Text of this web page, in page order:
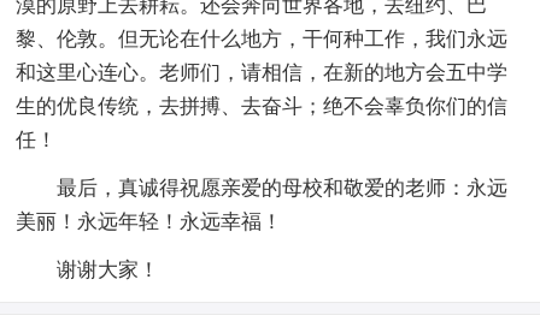
漠的原野上去耕耘。还会奔向世界各地，去纽约、巴
黎、伦敦。但无论在什么地方，干何种工作，我们永远
和这里心连心。老师们，请相信，在新的地方会五中学
生的优良传统，去拼搏、去奋斗；绝不会辜负你们的信
任！
最后，真诚得祝愿亲爱的母校和敬爱的老师：永远
美丽！永远年轻！永远幸福！
谢谢大家！